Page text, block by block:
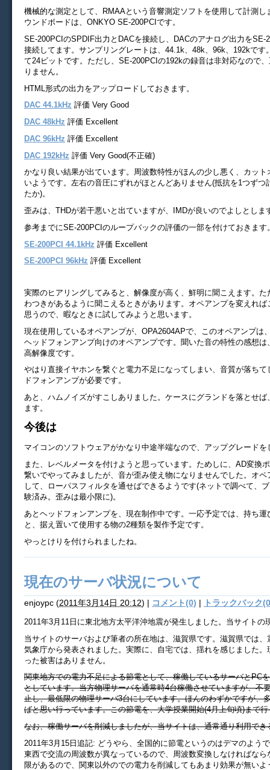
機械的な測定として、RMAAという音響測定ソフトを使用して計測し
ウンドボードは、ONKYO SE-200PCIです。
SE-200PCIのSPDIF出力とDACを接続し、DACのアナログ出力をSE-
接続してます。サンプリングレートは、44.1k、48k、96k、192kです
て24ビットです。ただし、SE-200PCIの192kの録音は非対応なので
りません。
HTML形式の出力をアップロードしておきます。
DAC 44.1kHz 評価 Very Good
DAC 48kHz 評価 Excellent
DAC 96kHz 評価 Excellent
DAC 192kHz 評価 Very Good(不正確)
かなり良い結果が出ています。周波数特性がほんの少し悪く、カット
いようです。左右の音圧にずれがほとんどありません(抵抗を1つずつ
たか)。
歪みは、THDが若干悪いと出ていますが、IMDが良いのでよしとしま
参考までにSE-200PCIのループバックの評価の一部を付けておきます
SE-200PCI 44.1kHz 評価 Excellent
SE-200PCI 96kHz 評価 Excellent
実際のヒアリングしてみると、解像度が高く、鮮明に聞こえます。た
わつきがあるように聞こえるときがあります。オペアンプを変えれ
思うので、暇なときに試してみようと思います。
現在使用しているオペアンプが、OPA2604APで、このオペアンプは
ヘッドフォンアンプ向けのオペアンプです。聞いた音の特性の感想は
高解像度です。
やはり直接イヤホンを繋ぐと電力不足になってしまい、音質が落ちて
ドフォンアンプが必要です。
あと、ハムノイズがすこしありました。ケースにグランドを落とせば
ます。
今後は
マイコンのソフトウェアがかなり中途半端なので、アップグレードを
また、レベルメータを付けようと思っています。ためしに、AD変換
繋いでやってみましたが、音が歪み使え物になりませんでした。オペ
して、ローパスフィルタを通せばできるようです(ネットで調べて、
験済み。歪みは最小限に)。
あとヘッドフォンアンプを、現在制作中です。一応予定では、持ち運
と、据え置いて使用する物の2種類を製作予定です。
やっとけりを付けられましたね。
現在のサーバ状況について
enjoypc (2011年3月14日 20:12) | コメント(0) | トラックバック
2011年3月11日に東北地方太平洋沖地震が発生しました。当サイトの
当サイトのサーバおよび筆者の所在地は、滋賀県です。滋賀県では、
気象庁から発表されました。実際に、自宅では、揺れを感じました。
った被害はありません。
関東地方での電力不足による節電として、稼働しているサーバとPC
としています。当方物理サーバを通常時4台稼働させていますが、不
止し、最低限の物理サーバ3台にしています。ほんのわずかですが、
ばと思い行っています。この節電を、大学授業開始(4月上旬頃)まで
なお、稼働サーバを削減しましたが、当サイトは、通常通り利用でき
2011年3月15日追記: どうやら、全国的に節電というのはデマのよう
東西で交流の周波数が異なっているので、周波数変換しなければなら
限があるので、関東以外のでの電力を削減してもあまり効果が無い